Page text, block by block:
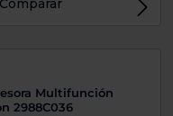
Comparar
Multifunción
2988C036